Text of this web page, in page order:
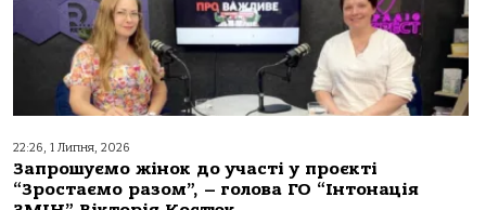
22:26, 1 Липня, 2026
Запрошуємо жінок до участі у проєкті
“Зростаємо разом”, – голова ГО “Інтонація